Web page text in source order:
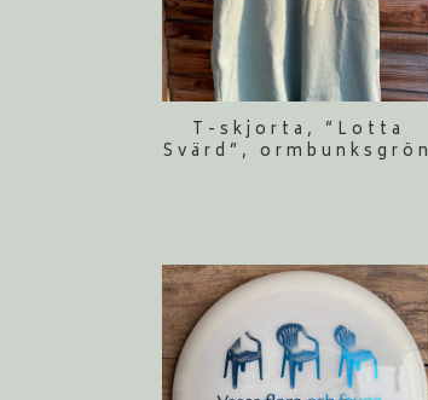
T-skjorta, ”Lotta
Svärd”, ormbunksgrön